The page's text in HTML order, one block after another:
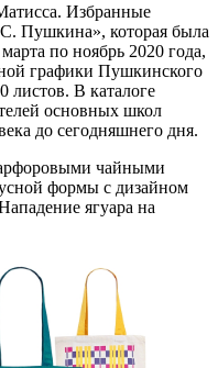
Избранные
Пушкина», которая была
по ноябрь 2020 года,
графики Пушкинского
листов. В каталоге
основных школ
до сегодняшнего дня.
чайными
формы с дизайном
ягуара на